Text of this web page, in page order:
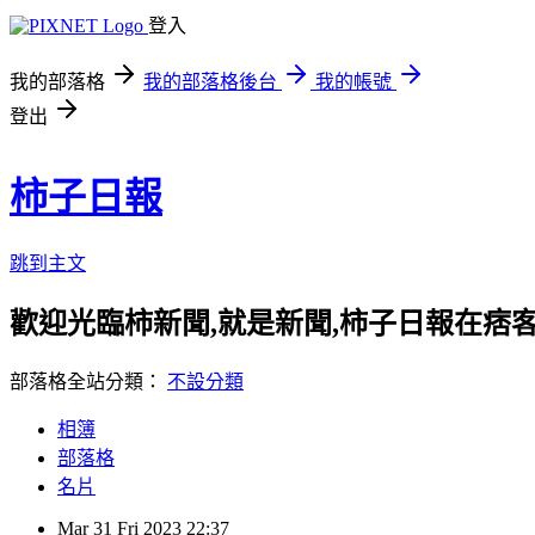
登入
我的部落格 我的部落格後台
我的帳號
登出
柿子日報
跳到主文
歡迎光臨柿新聞,就是新聞,柿子日報在痞
部落格全站分類： 不設分類
相簿
部落格
名片
Mar 31 Fri 2023 22:37